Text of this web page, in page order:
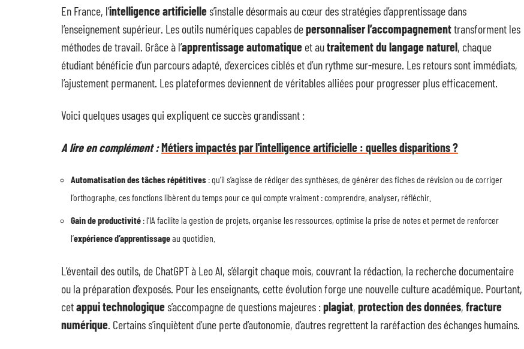
En France, l’intelligence artificielles’installe désormais au cœur des stratégies d’apprentissage dans
l’enseignement supérieur. Les outils numériques capables depersonnaliser l’accompagnementtransforment les
méthodes de travail. Grâce à l’apprentissage automatique et autraitement du langage naturel, chaque
étudiant bénéficie d’un parcours adapté, d’exercices ciblés et d’un rythme sur-mesure. Les retours sont immédiats,
l’ajustement permanent. Les plateformes deviennent de véritables alliées pour progresser plus efficacement.
Voici quelques usages qui expliquent ce succès grandissant :
A lire en complément :Métiers impactés par l'intelligence artificielle : quelles disparitions ?
Automatisation des tâches répétitives : qu’il s’agisse de rédiger des synthèses, de générer des fiches de révision ou de corriger
l’orthographe, ces fonctions libèrent du temps pour ce qui compte vraiment : comprendre, analyser, réfléchir.
Gain de productivité : l’IA facilite la gestion de projets, organise les ressources, optimise la prise de notes et permet de renforcer
l’expérience d’apprentissageau quotidien.
L’éventail des outils, de ChatGPT à Leo AI, s’élargit chaque mois, couvrant la rédaction, la recherche documentaire
ou la préparation d’exposés. Pour les enseignants, cette évolution forge une nouvelle culture académique. Pourtant,
cetappui technologiques’accompagne de questions majeures :plagiat, protection des données, fracture
numérique. Certains s’inquiètent d’une perte d’autonomie, d’autres regrettent la raréfaction des échanges humains.